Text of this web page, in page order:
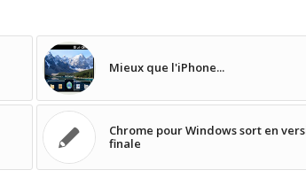
Mieux que l'iPhone...
Chrome pour Windows sort en
finale